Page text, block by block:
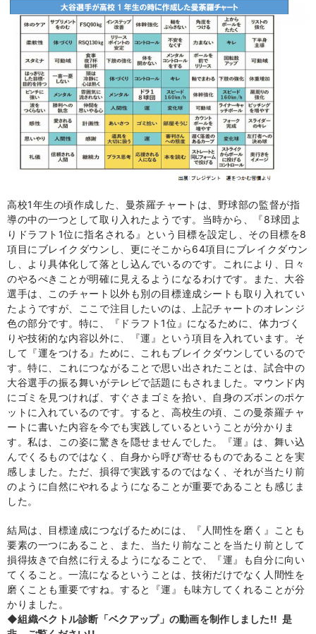
高校1年生の頃作成した、曼荼羅チャートは、野球部の監督が指
導の中の一つとして取り入れたようです。当時から、『8球団よ
りドラフト 1位に指名される』という目標を設定し、その目標を8
項目にブレイクダウンし、更にそこから64項目にブレイクダウン
し、より具体化して落とし込んでいるのです。これにより、日々
のやるべきことが明確に見えるようになるわけです。また、大谷
選手は、このチャート以外も別の目標達成シートも取り入れてい
たようですが、ここで注目したいのは、上記チャートのオレンジ
色の部分です。特に、『ドラフト1位』になるために、体力づく
りや技術的な内容以外に、『運』という項目を入れています。そ
して『運をつける』ために、これもブレイクダウンしているので
す。特に、これにつながることで思い出されたことは、試合中の
大谷選手の振る舞いがテレビで話題にもされました。マウンド内
にゴミを見つければ、すぐさまゴミを拾い、自身のズボンのポケ
ットに入れているのです。すると、高校生の頃、この曼荼羅チャ
ートに書いた内容を今でも実践しているということが分かりま
す。私は、この姿に驚きを隠せませんでした。『運』は、舞い込
んでくるものではなく、自身から呼び寄せるものであることを実
感しました。ただ、損得で実践するのではなく、それが当たり前
のように自然にやれるようになることが重要であることも感じま
した。
結局は、目標達成につなげるためには、『人間性を磨く』ことも
要素の一つにあること、また、当たり前なことを当たり前として
損得抜きで自然に行えるようになることで、『運』も自分に向い
てくること。一流になるということは、技術だけでなく人間性を
磨くことも重要ですね。すると『運』も味方してくれることが分
かりました。
◆組織ベクトル診断「ベクアップ」の動画を制作しました!! 是